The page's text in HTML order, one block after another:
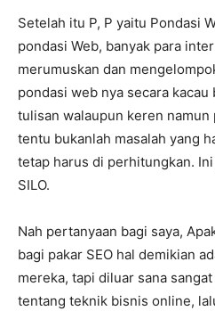
Setelah itu P, P yaitu Pondasi
pondasi Web, banyak para
merumuskan dan
pondasi web nya secara
tulisan walaupun keren namun
tentu bukanlah masalah yang
tetap harus di perhitungkan.
SILO.
Nah pertanyaan bagi saya,
bagi pakar SEO hal demikian
mereka, tapi diluar sana
tentang teknik bisnis online,